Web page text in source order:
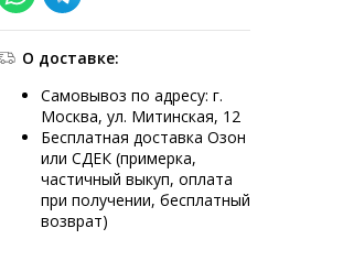
О доставке:
Самовывоз по адресу: г.
Москва, ул. Митинская, 12
Бесплатная доставка Озон
или СДЕК (примерка,
частичный выкуп, оплата
при получении, бесплатный
возврат)